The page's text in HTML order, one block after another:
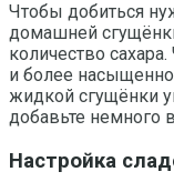
Чтобы добиться
домашней
количество
и более
жидкой сгущёнки
добавьте немного
Настройка